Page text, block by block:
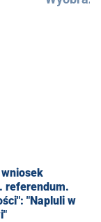
referendum.
"Napluli w